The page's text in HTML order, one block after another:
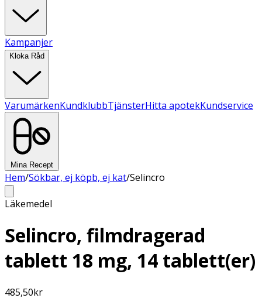
Kampanjer
Kloka Råd
VarumärkenKundklubbTjänsterHitta apotekKundservice
Mina Recept
Hem/Sökbar, ej köpb, ej kat/Selincro
Läkemedel
Selincro, filmdragerad
tablett 18 mg, 14 tablett(er)
485,50kr